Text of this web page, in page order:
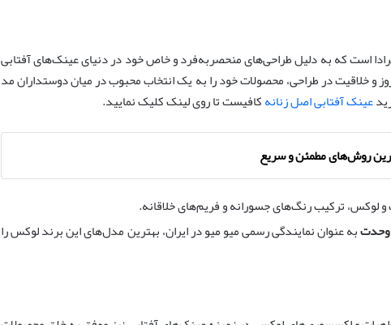
پرادا است که به دلیل طراحی‌های منحصربه‌فرد و خاص خود در دنیای عینک‌های آفتابی
و خلاقیت در طراحی، محصولات خود را به یک انتخاب محبوب در میان دوستداران مد
عینک آفتابی اصل زنانهکافیست تا روی لینک کلیک نمایید.
روش‌های مطمئن و سریع
لوکس، ترکیب رنگ‌های جسورانه و فریم‌های خلاقانه.
به عنوان نمایندگی رسمی میو میو در ایران، بهترین مدل‌های این برند لوکس را